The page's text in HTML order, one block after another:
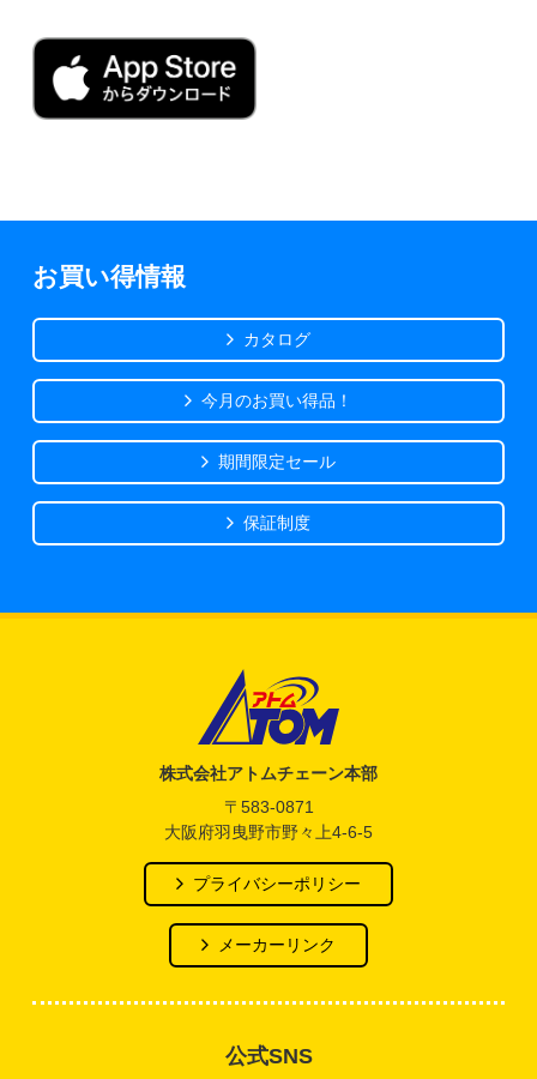
お買い得情報
カタログ
今月のお買い得品！
期間限定セール
保証制度
株式会社アトムチェーン本部
〒583-0871
大阪府羽曳野市野々上4-6-5
プライバシーポリシー
メーカーリンク
公式SNS